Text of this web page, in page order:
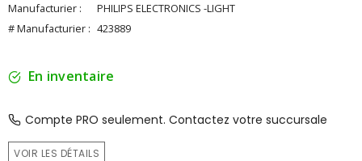
Manufacturier :
PHILIPS ELECTRONICS -LIGHT
# Manufacturier : 423889
En inventaire
Compte PRO seulement. Contactez votre succursale
VOIR LES DÉTAILS